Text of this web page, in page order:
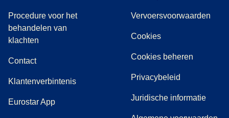
Procedure voor het
behandelen van
klachten
Contact
Klantenverbintenis
Eurostar App
Vervoersvoorwaarden
Cookies
Cookies beheren
Privacybeleid
Juridische informatie